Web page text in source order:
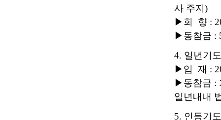
사 주지)
▶회 향 :
▶동참금 :
4. 일년기도
▶입 재 :
▶동참금 :
일년내내
5. 인등기도